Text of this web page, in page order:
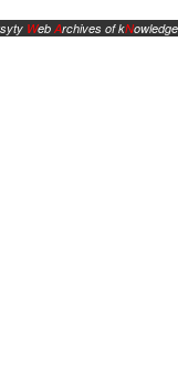
WebArchives of kNowledge